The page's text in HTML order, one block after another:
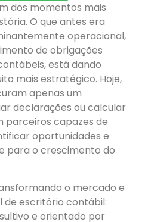
dos momentos mais
O que antes era
operacional,
de obrigações
está dando
mais estratégico. Hoje,
apenas um
declarações ou calcular
parceiros capazes de
oportunidades e
para o crescimento do
o mercado e
de escritório contábil:
e orientado por